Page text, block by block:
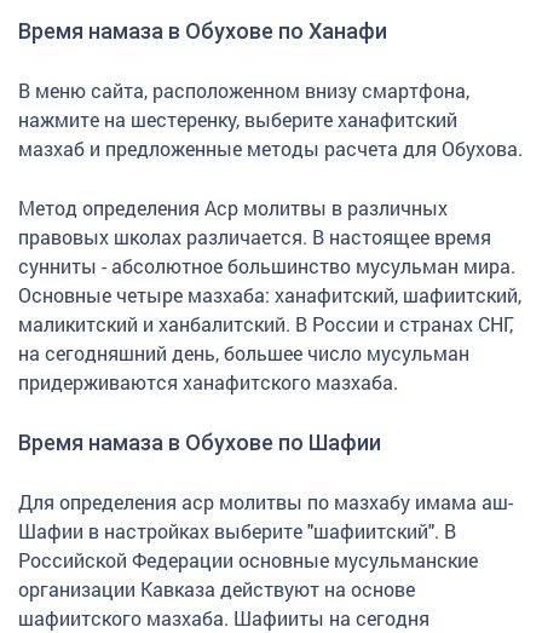
Время намаза в Обухове по Ханафи
В меню сайта, расположенном внизу смартфона,
нажмите на шестеренку, выберите ханафитский
мазхаб и предложенные методы расчета для Обухова.
Метод определения Аср молитвы в различных
правовых школах различается. В настоящее время
сунниты - абсолютное большинство мусульман мира.
Основные четыре мазхаба: ханафитский, шафиитский,
маликитский и ханбалитский. В России и странах СНГ,
на сегодняшний день, большее число мусульман
придерживаются ханафитского мазхаба.
Время намаза в Обухове по Шафии
Для определения аср молитвы по мазхабу имама аш-
Шафии в настройках выберите "шафиитский". В
Российской Федерации основные мусульманские
организации Кавказа действуют на основе
шафиитского мазхаба. Шафииты на сегодня